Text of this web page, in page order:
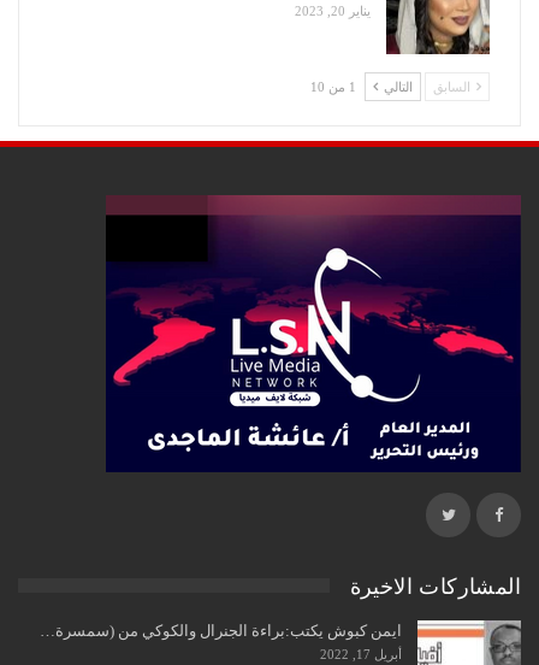
يناير 20, 2023
السابق التالي 1 من 10
المشاركات الاخيرة
ايمن كبوش يكتب:براءة الجنرال والكوكي من (سمسرة…
أبريل 17, 2022